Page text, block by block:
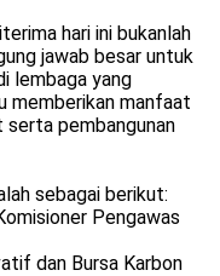
hari ini bukanlah
jawab besar untuk
lembaga yang
memberikan manfaat
serta pembangunan
sebagai berikut:
Pengawas
dan Bursa Karbon